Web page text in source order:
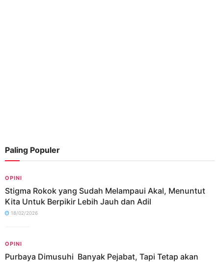
Paling Populer
OPINI
Stigma Rokok yang Sudah Melampaui Akal, Menuntut
Kita Untuk Berpikir Lebih Jauh dan Adil
18/02/2026
OPINI
Purbaya Dimusuhi Banyak Pejabat, Tapi Tetap akan